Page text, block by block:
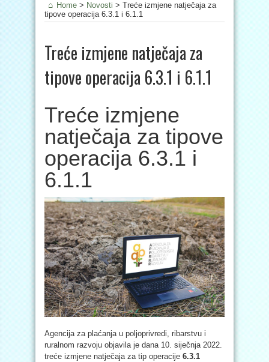
Home > Novosti > Treće izmjene natječaja za
tipove operacija 6.3.1 i 6.1.1
Treće izmjene natječaja za
tipove operacija 6.3.1 i 6.1.1
Treće izmjene
natječaja za tipove
operacija 6.3.1 i
6.1.1
Agencija za plaćanja u poljoprivredi, ribarstvu i
ruralnom razvoju objavila je dana 10. siječnja 2022.
treće izmjene natječaja za tip operacije 6.3.1